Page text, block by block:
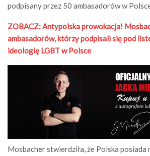
podpisany przez 50 ambasadorów w
ZOBACZ: Antypolska prowokacja!
ambasadorów, którzy podpisali się pod
ideologię LGBT w Polsce
Mosbacher stwierdziła, że Polska posiada